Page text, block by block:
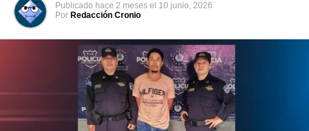
Publicado hace 2 meses el 10 junio, 2026
Por Redacción Cronio